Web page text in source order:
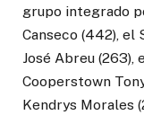
grupo integrado
Canseco (442), el
José Abreu
Cooperstown
Kendrys Morales